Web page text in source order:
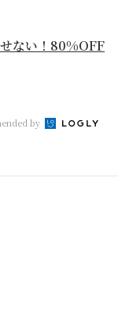
ない！80%OFF
by